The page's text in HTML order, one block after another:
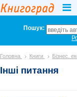
Пошук:
Головна Книги Бізнес.
Інші питання